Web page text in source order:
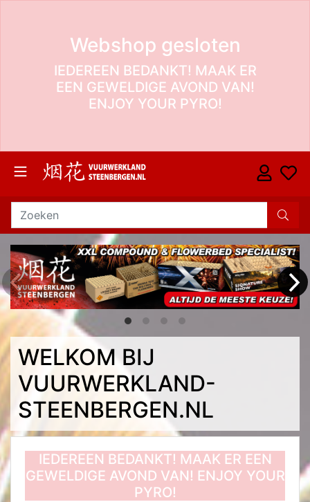
Webshop gesloten
IEDEREEN BEDANKT! MAAK ER
EEN GEWELDIGE AVOND VAN!
ENJOY YOUR PYRO!
WELKOM BIJ
VUURWERKLAND-
STEENBERGEN.NL
IEDEREEN BEDANKT! MAAK ER EEN
GEWELDIGE AVOND VAN! ENJOY YOUR
PYRO!